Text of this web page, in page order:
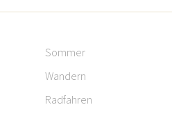
Sommer
Wandern
Radfahren